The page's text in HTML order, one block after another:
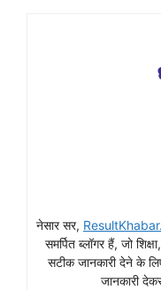
नेसार सर,
समर्पित ब्लॉगर हैं, जो
सटीक जानकारी देने के
जानकारी